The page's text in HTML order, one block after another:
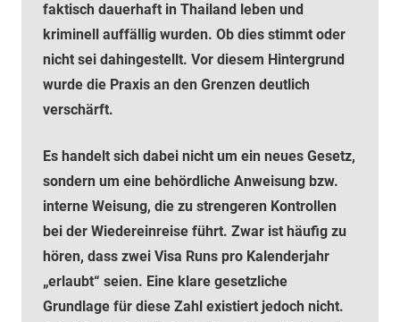
faktisch dauerhaft in Thailand leben und
kriminell auffällig wurden. Ob dies stimmt oder
nicht sei dahingestellt. Vor diesem Hintergrund
wurde die Praxis an den Grenzen deutlich
verschärft.
Es handelt sich dabei nicht um ein neues Gesetz,
sondern um eine behördliche Anweisung bzw.
interne Weisung, die zu strengeren Kontrollen
bei der Wiedereinreise führt. Zwar ist häufig zu
hören, dass zwei Visa Runs pro Kalenderjahr
„erlaubt“ seien. Eine klare gesetzliche
Grundlage für diese Zahl existiert jedoch nicht.